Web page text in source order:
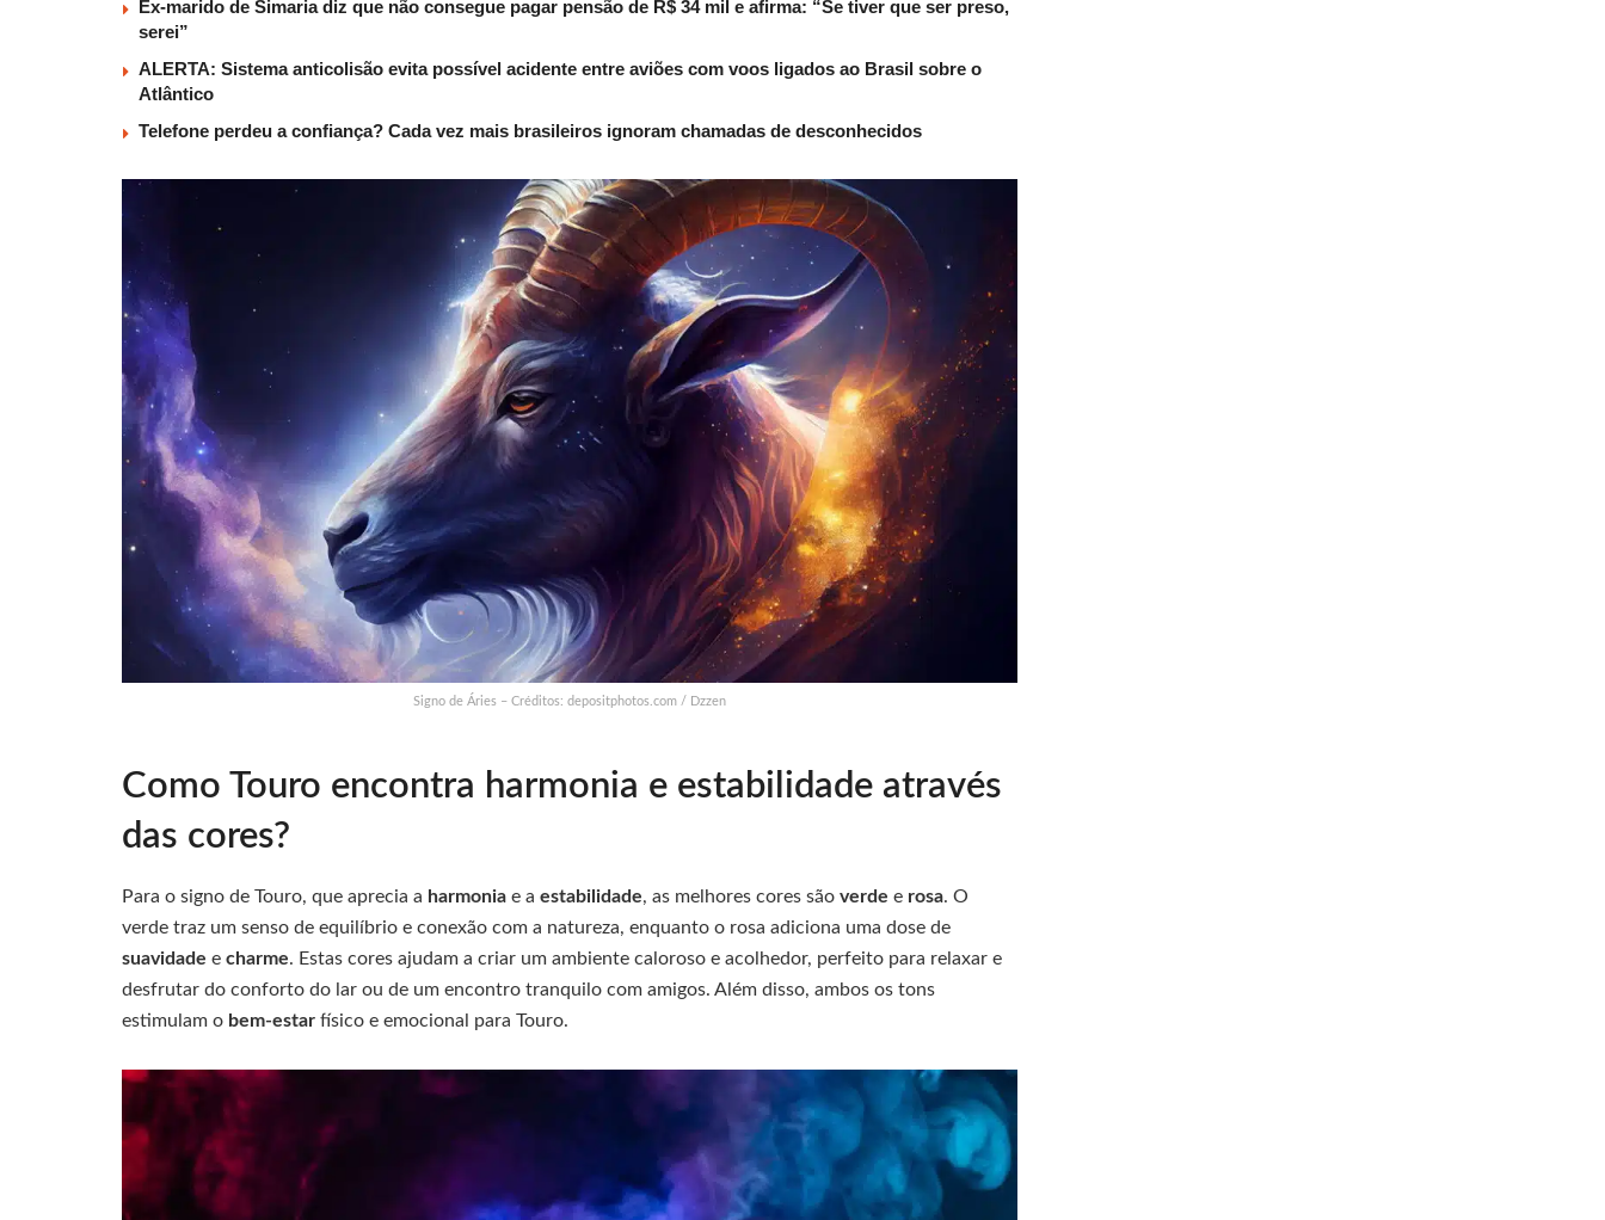
Ex-marido de Simaria diz que não consegue pagar pensão de R$ 34 mil e afirma: “Se tiver que ser preso,
serei”
ALERTA: Sistema anticolisão evita possível acidente entre aviões com voos ligados ao Brasil sobre o
Atlântico
Telefone perdeu a confiança? Cada vez mais brasileiros ignoram chamadas de desconhecidos
Signo de Áries – Créditos: depositphotos.com / Dzzen
Como Touro encontra harmonia e estabilidade através
das cores?
Para o signo de Touro, que aprecia a harmonia e a estabilidade, as melhores cores são verde e rosa. O
verde traz um senso de equilíbrio e conexão com a natureza, enquanto o rosa adiciona uma dose de
suavidade e charme. Estas cores ajudam a criar um ambiente caloroso e acolhedor, perfeito para relaxar e
desfrutar do conforto do lar ou de um encontro tranquilo com amigos. Além disso, ambos os tons
estimulam o bem-estar físico e emocional para Touro.